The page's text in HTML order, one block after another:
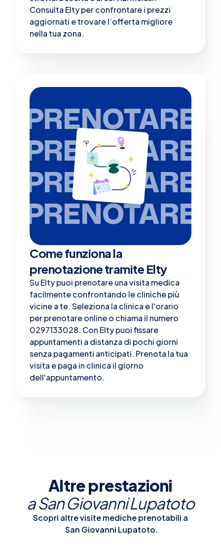
Consulta Elty per confrontare i prezzi
aggiornati e trovare l’offerta migliore
nella tua zona.
PRENOTARE
PRENOTARE
PRENOTARE
PRENOTARE
Come funziona la
prenotazione tramite Elty
Su Elty puoi prenotare una visita medica
facilmente confrontando le cliniche più
vicine a te. Seleziona la clinica e l'orario
per prenotare online o chiama il numero
0297133028. Con Elty puoi fissare
appuntamenti a distanza di pochi giorni
senza pagamenti anticipati. Prenota la tua
visita e paga in clinica il giorno
dell'appuntamento.
Altre prestazioni
aSan Giovanni Lupatoto
Scopri altre visite mediche prenotabili a
San Giovanni Lupatoto.